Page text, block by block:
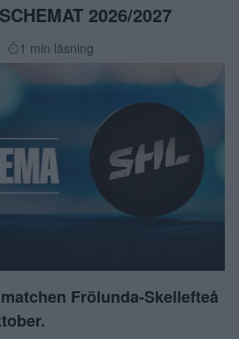
2026/2027
1 min läsning
Frölunda-Skellefteå